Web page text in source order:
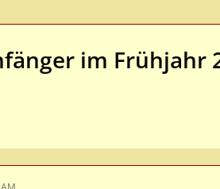
im Frühjahr